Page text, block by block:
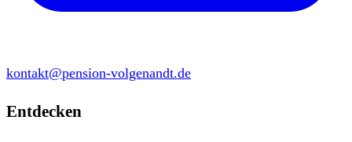
kontakt@pension-volgenandt.de
Entdecken